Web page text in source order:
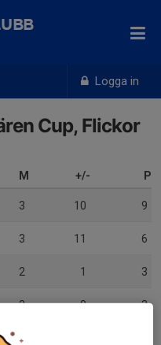
Logga in
Cup, Flickor
M +/- P
3 10 9
3 11 6
2 1 3
2 0 3
2